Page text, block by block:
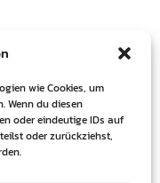
wie Cookies, um
Wenn du diesen
oder eindeutige IDs auf
oder zurückziehst,